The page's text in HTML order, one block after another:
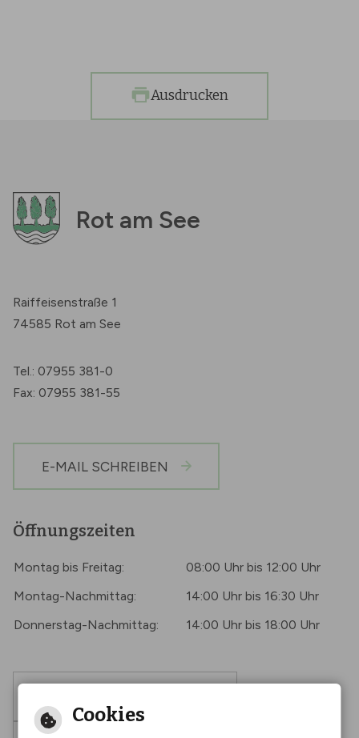
Ausdrucken
Rot am See
Raiffeisenstraße 1
74585 Rot am See
Tel.: 07955 381-0
Fax: 07955 381-55
E-MAIL SCHREIBEN
Öffnungszeiten
Montag bis Freitag:
08:00 Uhr bis 12:00 Uhr
Montag-Nachmittag:
14:00 Uhr bis 16:30 Uhr
Donnerstag-Nachmittag:
14:00 Uhr bis 18:00 Uhr
Cookies